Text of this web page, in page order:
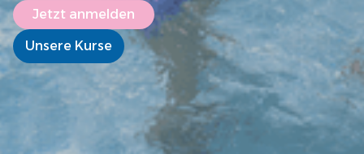
Jetzt anmelden
Unsere Kurse